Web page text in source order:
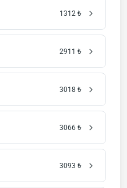
1312 ₺
2911 ₺
3018 ₺
3066 ₺
3093 ₺